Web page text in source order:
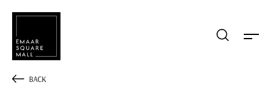
BACK
Mağaza, restaurant, etkinlik arama